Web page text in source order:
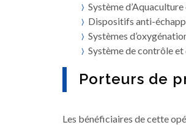
Système
Dispositifs anti-
Systèmes
Système de contrôle et
Porteurs de
Les bénéficiaires de cette